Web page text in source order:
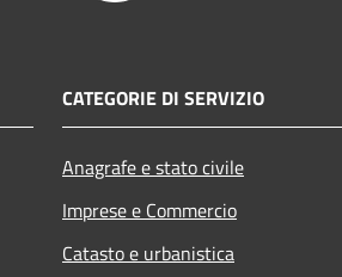
CATEGORIE DI SERVIZIO
Anagrafe e stato civile
Imprese e Commercio
Catasto e urbanistica